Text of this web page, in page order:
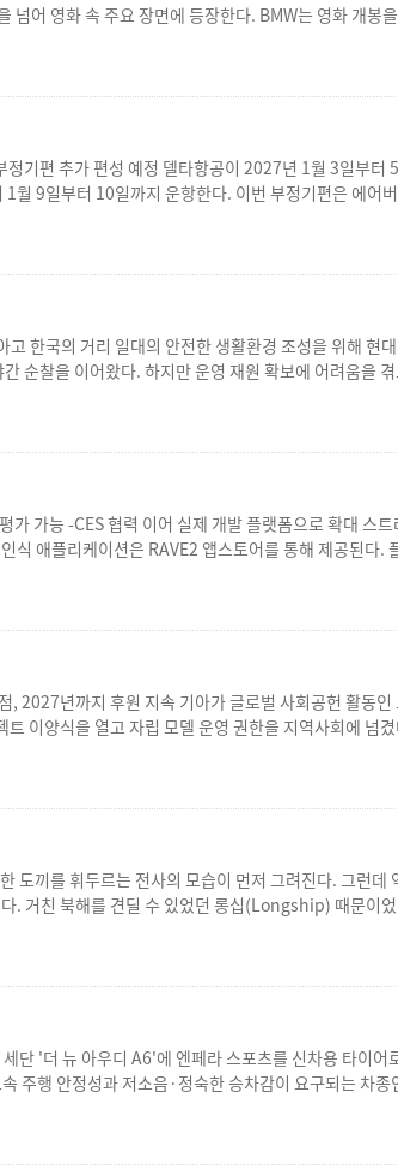
어 영화 속 주요 장면에 등장한다. BMW는 영화 개봉
편 추가 편성 예정 델타항공이 2027년 1월 3일부터
월 9일부터 10일까지 운항한다. 이번 부정기편은 에어
한국의 거리 일대의 안전한 생활환경 조성을 위해 현
순찰을 이어왔다. 하지만 운영 재원 확보에 어려움을
가능 -CES 협력 이어 실제 개발 플랫폼으로 확대 스
애플리케이션은 RAVE2 앱스토어를 통해 제공된다.
년까지 후원 지속 기아가 글로벌 사회공헌 활동인
이양식을 열고 자립 모델 운영 권한을 지역사회에 넘
끼를 휘두르는 전사의 모습이 먼저 그려진다. 그런데
. 거친 북해를 견딜 수 있었던 롱십(Longship) 때문이
단 '더 뉴 아우디 A6'에 엔페라 스포츠를 신차용 타이어
행 안정성과 저소음·정숙한 승차감이 요구되는 차종